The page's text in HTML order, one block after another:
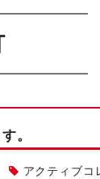
。
アクティブコ